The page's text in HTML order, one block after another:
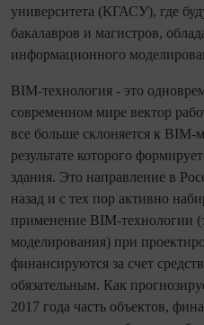
университета (КГАСУ), где
бакалавров и магистров,
информационного
BIM-технология - это
современном мире вектор
все больше склоняется к
результате которого
здания. Это направление в
назад и с тех пор активно
применение BIM-технологии
моделирования) при
финансируются за счет
обязательным. Как
2017 года часть объектов,